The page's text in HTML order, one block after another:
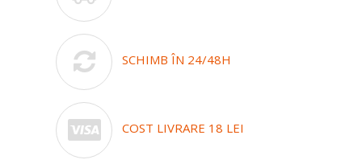
SCHIMB ÎN 24/48H
COST LIVRARE 18 LEI